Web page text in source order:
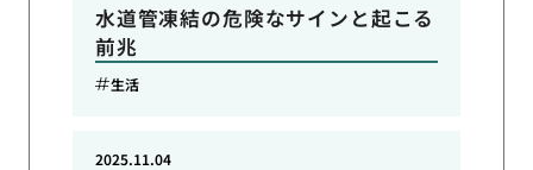
水道管凍結の危険なサインと起こる
前兆
生活
2025.11.04